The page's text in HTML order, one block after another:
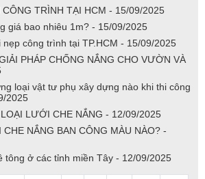
TRÌNH TẠI HCM - 15/09/2025
giá bao nhiêu 1m? - 15/09/2025
nẹp công trình tại TP.HCM - 15/09/2025
PHÁP CHỐNG NẮNG CHO VƯỜN VÀ
loại vật tư phụ xây dựng nào khi thi công
2025
LƯỚI CHE NẮNG - 12/09/2025
NẮNG BAN CÔNG MÀU NÀO? -
tông ở các tỉnh miền Tây - 12/09/2025